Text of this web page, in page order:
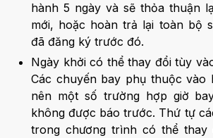
hành 5 ngày và sẽ thỏa thuận
mới, hoặc hoàn trả lại toàn bộ
đã đăng ký trước đó.
Ngày khởi có thể thay đổi tùy
Các chuyến bay phụ thuộc vào
nên một số trường hợp giờ
không được báo trước. Thứ tự
trong chương trình có thể